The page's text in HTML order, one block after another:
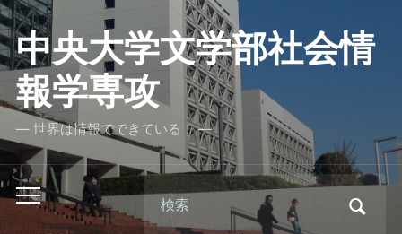
中央大学文学部社会情
報学専攻
― 世界は情報でできている！ ―
Toggle
mobile
Search
for: